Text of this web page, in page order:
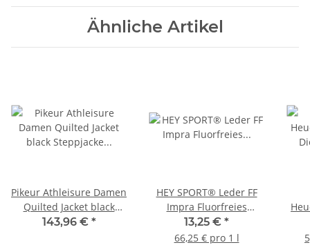
Ähnliche Artikel
Pikeur Athleisure Damen
Quilted Jacket black
Steppjacke Winterjacke
143,96 € *
HEY SPORT® Leder FF
Impra Fluorfreies
Imprägnierspray 200 ml
13,25 € *
66,25 € pro 1 l